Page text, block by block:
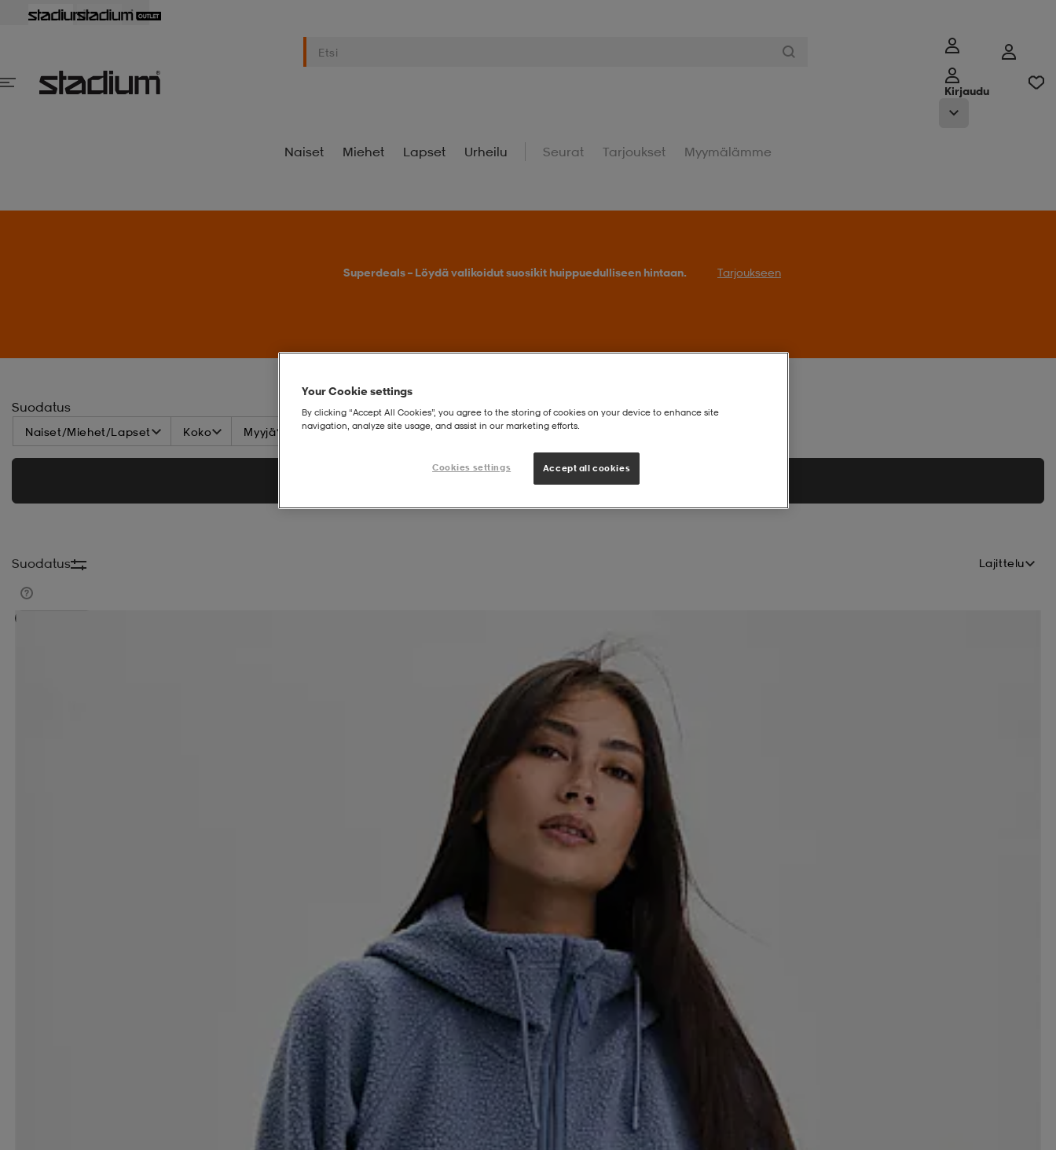
Kirjaudu
Naiset Miehet Lapset Urheilu Seurat Tarjoukset Myymälämme
Superdeals – Löydä valikoidut suosikit huippuedulliseen hintaan. Tarjoukseen
Suodatus
Naiset/Miehet/Lapset Koko Myyjä Tuotemerkit Väri Kategoria Tuotetyyppi
Näytä tuotteet (6 176)
Suodatus Lajittelu
Your Cookie settings
By clicking “Accept All Cookies”, you agree to the storing of cookies on your device to enhance site
navigation, analyze site usage, and assist in our marketing efforts.
Cookies settings Accept all cookies